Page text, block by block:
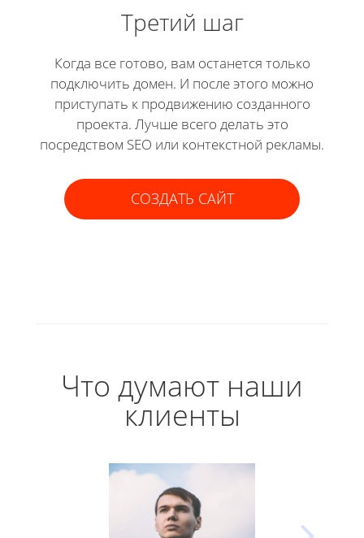
Третий шаг
Когда все готово, вам останется только
подключить домен. И после этого можно
приступать к продвижению созданного
проекта. Лучше всего делать это
посредством SEO или контекстной рекламы.
СОЗДАТЬ САЙТ
Что думают наши
клиенты